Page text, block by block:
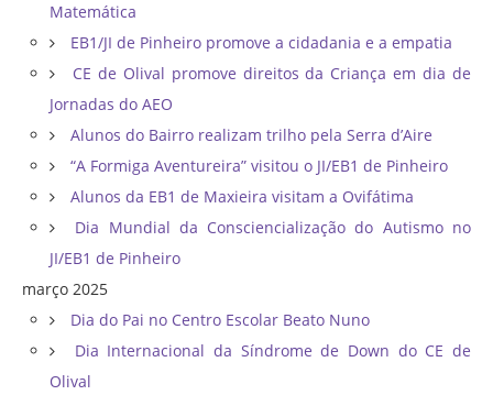
Matemática
EB1/JI de Pinheiro promove a cidadania e a empatia
CE de Olival promove direitos da Criança em dia de
Jornadas do AEO
Alunos do Bairro realizam trilho pela Serra d’Aire
“A Formiga Aventureira” visitou o JI/EB1 de Pinheiro
Alunos da EB1 de Maxieira visitam a Ovifátima
Dia Mundial da Consciencialização do Autismo no
JI/EB1 de Pinheiro
março 2025
Dia do Pai no Centro Escolar Beato Nuno
Dia Internacional da Síndrome de Down do CE de
Olival